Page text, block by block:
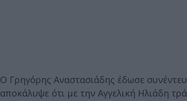
Ο Γρηγόρης Αναστασιάδης έδωσε
αποκάλυψε ότι με την Αγγελική Ηλιάδη